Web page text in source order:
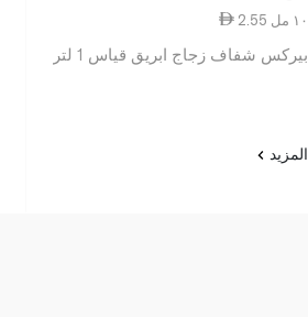
2.55 ١٠ مل
بيركس شفاف زجاج ابريق قياس 1 لتر
المزيد